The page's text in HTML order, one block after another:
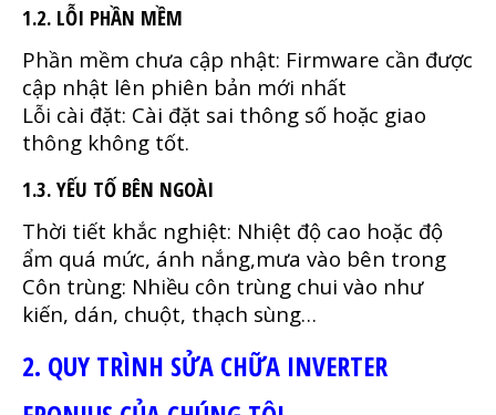
1.2. LỖI PHẦN MỀM
Phần mềm chưa cập nhật: Firmware cần được
cập nhật lên phiên bản mới nhất
Lỗi cài đặt: Cài đặt sai thông số hoặc giao
thông không tốt.
1.3. YẾU TỐ BÊN NGOÀI
Thời tiết khắc nghiệt: Nhiệt độ cao hoặc độ
ẩm quá mức, ánh nắng,mưa vào bên trong
Côn trùng: Nhiều côn trùng chui vào như
kiến, dán, chuột, thạch sùng…
2. QUY TRÌNH SỬA CHỮA INVERTER